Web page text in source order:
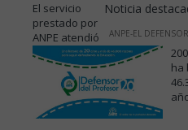
Noticia
ANPE-EL
El servicio
prestado por
ANPE atendió
ha